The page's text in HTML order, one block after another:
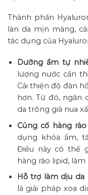
Thành phần
làn da mịn màng,
tác dụng của
Dưỡng ẩm tự
lượng nước cần
Cải thiện độ đàn
hơn. Từ đó, ngăn
da trông già nua
Củng cố hàng
dụng khóa ẩm,
Điều này có thể
hàng rào lipid,
Hỗ trợ làm dịu da
là giải pháp xoa